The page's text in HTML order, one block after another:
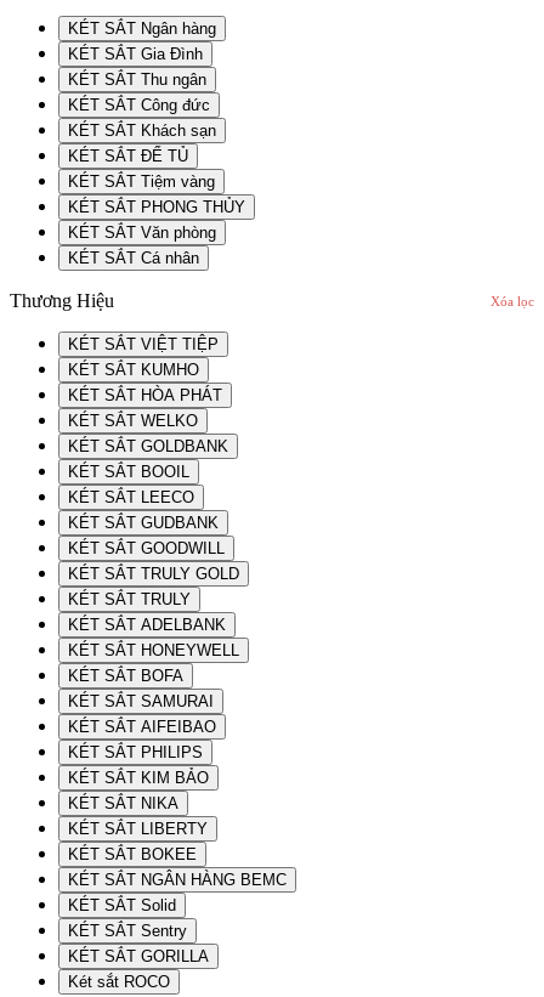
KÉT SẮT Ngân hàng
KÉT SẮT Gia Đình
KÉT SẮT Thu ngân
KÉT SẮT Công đức
KÉT SẮT Khách sạn
KÉT SẮT ĐỂ TỦ
KÉT SẮT Tiệm vàng
KÉT SẮT PHONG THỦY
KÉT SẮT Văn phòng
KÉT SẮT Cá nhân
Thương Hiệu Xóa lọc
KÉT SẮT VIỆT TIỆP
KÉT SẮT KUMHO
KÉT SẮT HÒA PHÁT
KÉT SẮT WELKO
KÉT SẮT GOLDBANK
KÉT SẮT BOOIL
KÉT SẮT LEECO
KÉT SẮT GUDBANK
KÉT SẮT GOODWILL
KÉT SẮT TRULY GOLD
KÉT SẮT TRULY
KÉT SẮT ADELBANK
KÉT SẮT HONEYWELL
KÉT SẮT BOFA
KÉT SẮT SAMURAI
KÉT SẮT AIFEIBAO
KÉT SẮT PHILIPS
KÉT SẮT KIM BẢO
KÉT SẮT NIKA
KÉT SẮT LIBERTY
KÉT SẮT BOKEE
KÉT SẮT NGÂN HÀNG BEMC
KÉT SẮT Solid
KÉT SẮT Sentry
KÉT SẮT GORILLA
Két sắt ROCO